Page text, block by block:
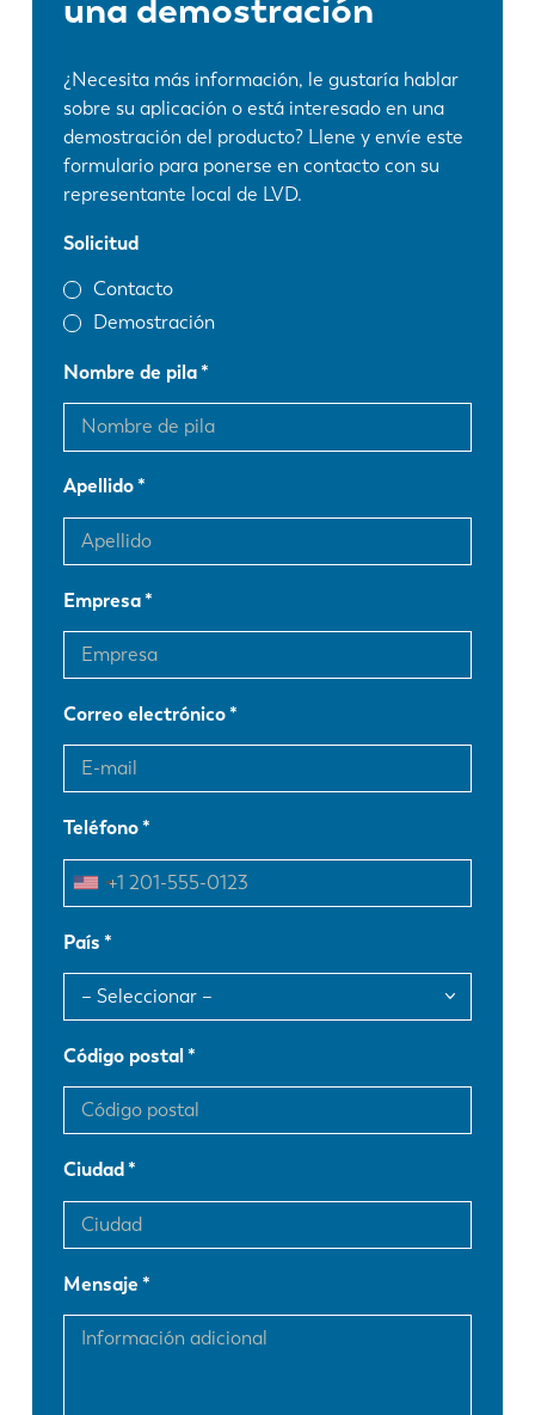
¿Necesita más información, le gustaría hablar
sobre su aplicación o está interesado en una
demostración del producto? Llene y envíe este
formulario para ponerse en contacto con su
representante local de LVD.
Solicitud
Contacto
Demostración
Nombre de pila
Apellido
Empresa
Correo electrónico
Teléfono
País
Código postal
Ciudad
Mensaje